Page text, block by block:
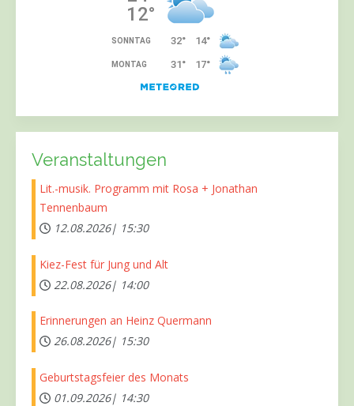
Veranstaltungen
Lit.-musik. Programm mit Rosa + Jonathan
Tennenbaum
12.08.2026| 15:30
Kiez-Fest für Jung und Alt
22.08.2026| 14:00
Erinnerungen an Heinz Quermann
26.08.2026| 15:30
Geburtstagsfeier des Monats
01.09.2026| 14:30